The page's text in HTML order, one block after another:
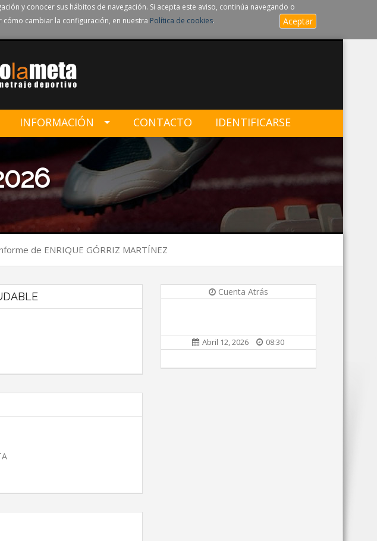
y conocer sus hábitos de navegación. Si acepta este aviso, continúa navegando o
cambiar la configuración, en nuestra Política de cookies. Aceptar
INFORMACIÓN CONTACTO IDENTIFICARSE
de ENRIQUE GÓRRIZ MARTÍNEZ
Cuenta Atrás
Abril 12, 2026 08:30